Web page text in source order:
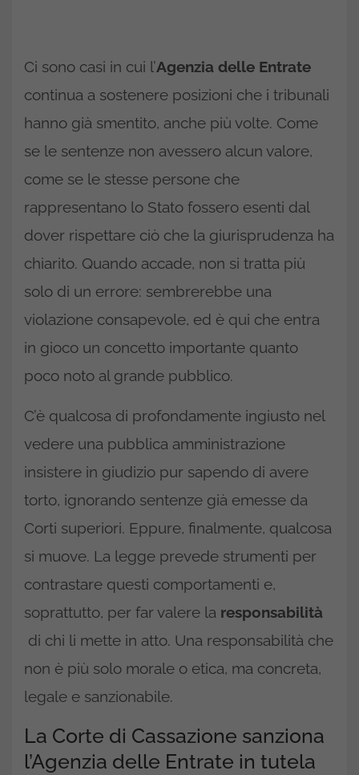
Ci sono casi in cui l’Agenzia delle Entrate
continua a sostenere posizioni che i tribunali
hanno già smentito, anche più volte. Come
se le sentenze non avessero alcun valore,
come se le stesse persone che
rappresentano lo Stato fossero esenti dal
dover rispettare ciò che la giurisprudenza ha
chiarito. Quando accade, non si tratta più
solo di un errore: sembrerebbe una
violazione consapevole, ed è qui che entra
in gioco un concetto importante quanto
poco noto al grande pubblico.
C’è qualcosa di profondamente ingiusto nel
vedere una pubblica amministrazione
insistere in giudizio pur sapendo di avere
torto, ignorando sentenze già emesse da
Corti superiori. Eppure, finalmente, qualcosa
si muove. La legge prevede strumenti per
contrastare questi comportamenti e,
soprattutto, per far valere la responsabilità
di chi li mette in atto. Una responsabilità che
non è più solo morale o etica, ma concreta,
legale e sanzionabile.
La Corte di Cassazione sanziona
l’Agenzia delle Entrate in tutela